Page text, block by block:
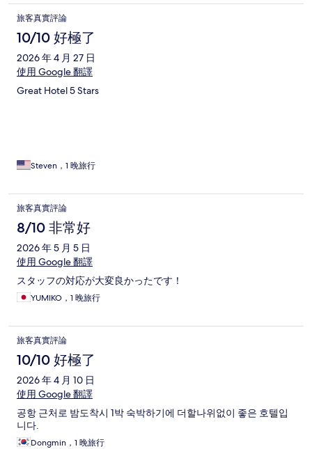
旅客真實評論
10/10 好極了
2026 年 4 月 27 日
使用 Google 翻譯
Great Hotel 5 Stars
Steven，1 晚旅行
旅客真實評論
8/10 非常好
2026 年 5 月 5 日
使用 Google 翻譯
スタッフの対応が大変良かったです！
YUMIKO，1 晚旅行
旅客真實評論
10/10 好極了
2026 年 4 月 10 日
使用 Google 翻譯
공항 근처로 밤도착시 1박 숙박하기에 더할나위없이 좋은 호텔입
니다.
Dongmin，1 晚旅行